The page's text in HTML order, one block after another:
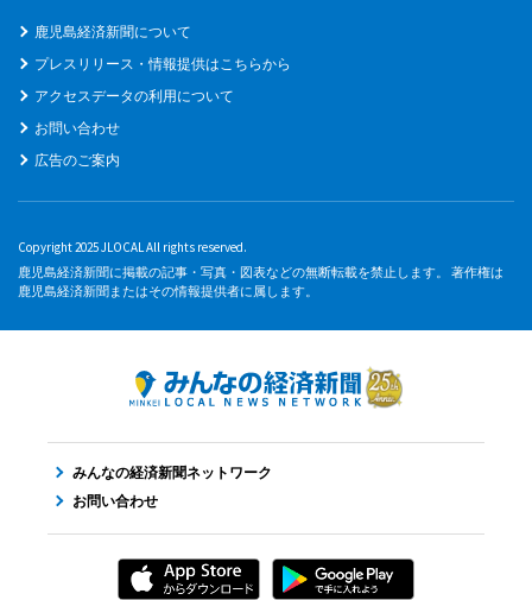
鹿児島経済新聞について
プレスリリース・情報提供はこちらから
アクセスデータの利用について
お問い合わせ
広告のご案内
Copyright 2025 JLOCAL All rights reserved.
鹿児島経済新聞に掲載の記事・写真・図表などの無断転載を禁止します。 著作権は
鹿児島経済新聞またはその情報提供者に属します。
みんなの経済新聞ネットワーク
お問い合わせ